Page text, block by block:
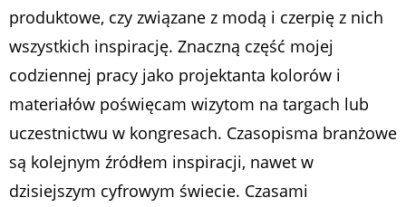
produktowe, czy związane z modą i czerpię z nich
wszystkich inspirację. Znaczną część mojej
codziennej pracy jako projektanta kolorów i
materiałów poświęcam wizytom na targach lub
uczestnictwu w kongresach. Czasopisma branżowe
są kolejnym źródłem inspiracji, nawet w
dzisiejszym cyfrowym świecie. Czasami